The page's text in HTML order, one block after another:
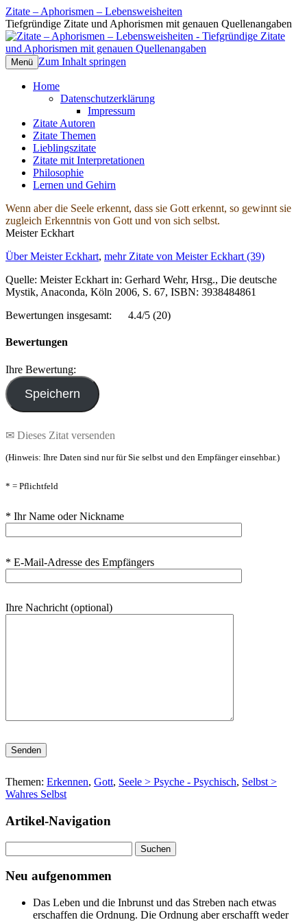
Zitate – Aphorismen – Lebensweisheiten
Tiefgründige Zitate und Aphorismen mit genauen Quellenangaben
Menü Zum Inhalt springen
Home
Datenschutzerklärung
Impressum
Zitate Autoren
Zitate Themen
Lieblingszitate
Zitate mit Interpretationen
Philosophie
Lernen und Gehirn
Wenn aber die Seele erkennt, dass sie Gott erkennt, so gewinnt sie
zugleich Erkenntnis von Gott und von sich selbst.
Meister Eckhart
Über Meister Eckhart, mehr Zitate von Meister Eckhart (39)
Quelle: Meister Eckhart in: Gerhard Wehr, Hrsg., Die deutsche
Mystik, Anaconda, Köln 2006, S. 67, ISBN: 3938484861
Bewertungen insgesamt:
4.4/5 (20)
Bewertungen
Ihre Bewertung:
✉ Dieses Zitat versenden
(Hinweis: Ihre Daten sind nur für Sie selbst und den Empfänger einsehbar.)
* = Pflichtfeld
* Ihr Name oder Nickname
* E-Mail-Adresse des Empfängers
Ihre Nachricht (optional)
Bitte lasse dieses Feld leer.
Themen: Erkennen, Gott, Seele > Psyche - Psychisch, Selbst >
Wahres Selbst
Artikel-Navigation
nach:
Neu aufgenommen
Das Leben und die Inbrunst und das Streben nach etwas
erschaffen die Ordnung. Die Ordnung aber erschafft weder